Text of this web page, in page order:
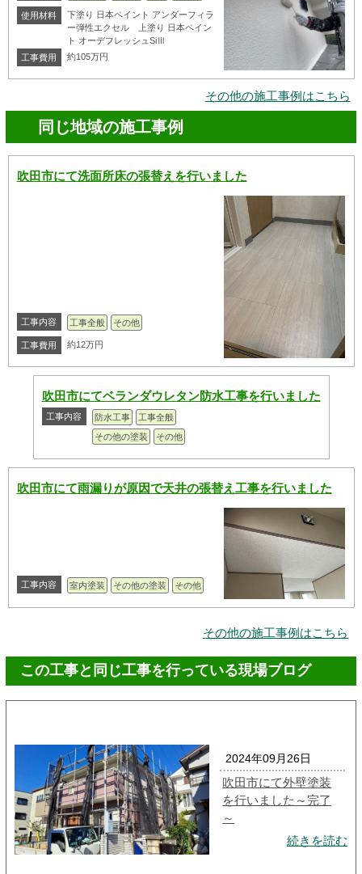
使用材料
下塗り 日本ペイント アンダーフィラ
ー弾性エクセル 上塗り 日本ペイン
ト オーデフレッシュSiⅢ
工事費用
約105万円
その他の施工事例はこちら
同じ地域の施工事例
吹田市にて洗面所床の張替えを行いました
工事内容 工事全般 その他
工事費用 約12万円
吹田市にてベランダウレタン防水工事を行いました
工事内容 防水工事
工事全般
その他の塗装
その他
吹田市にて雨漏りが原因で天井の張替え工事を行いました
工事内容 室内塗装 その他の塗装 その他
その他の施工事例はこちら
この工事と同じ工事を行っている現場ブログ
2024年09月26日
吹田市にて外壁塗装
を行いました～完了
～
続きを読む